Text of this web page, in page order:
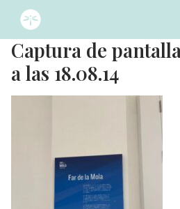
Captura de
a las 18.08.14